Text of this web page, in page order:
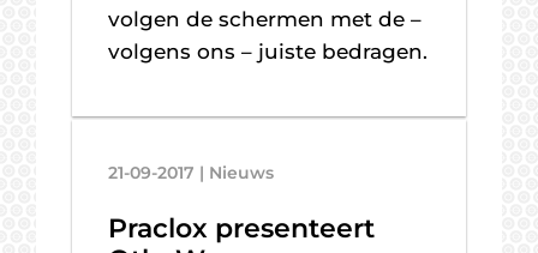
volgen de schermen met de –
volgens ons – juiste bedragen.
21-09-2017 | Nieuws
Praclox presenteert